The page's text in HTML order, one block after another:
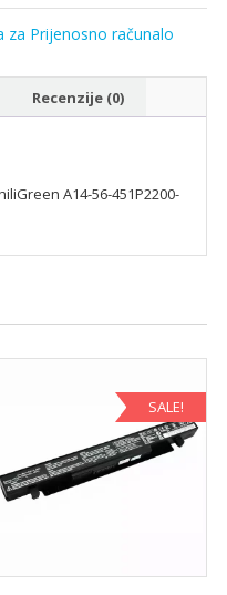
za Prijenosno računalo
Recenzije (0)
A14-56-451P2200-
SALE!